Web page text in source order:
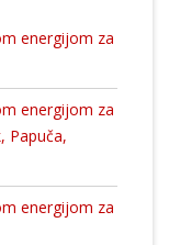
energijom za
energijom za
Papuča,
energijom za